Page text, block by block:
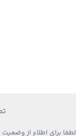
لطفا برای اطلاع از